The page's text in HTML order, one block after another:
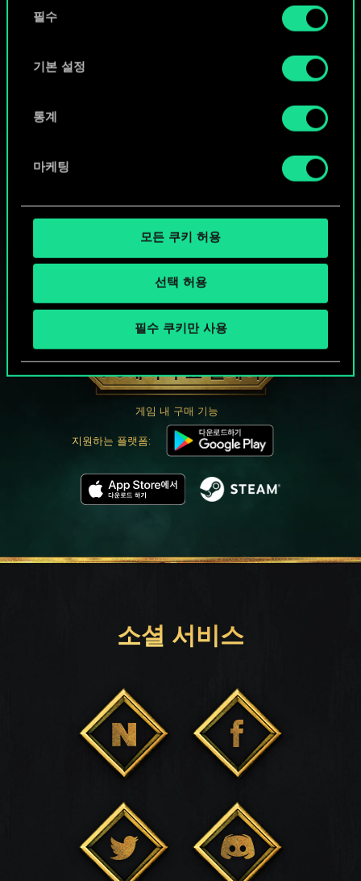
쿠키 사용에 관한 세부 사항이나 관련 설정은 아래의
필수
기본 설정
통계
마케팅
모든 쿠키 허용
선택 허용
필수 쿠키만 사용
궨트 한 판 어떠신가요?
PC에서 무료 플레이
게임 내 구매 기능
지원하는 플랫폼:
소셜 서비스